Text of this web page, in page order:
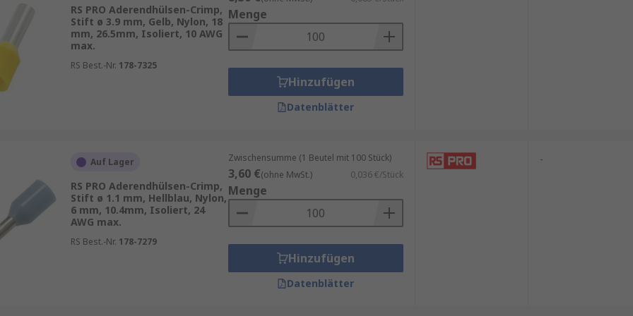
zu gewährleisten, die für eine Vielzahl von Anwendungen erforderlich ist,
und Geräte mit Einsteck- oder Reihenklemmen. Sie sind in einer Vielzahl von
erhältlich. Wir bieten Produkte mit1,2und10Eingängen an.
anwenden:
erforderlich ist
RS PRO Aderendhülsen-Crimp,
Stift ø 3.9 mm, Gelb, Nylon, 18
mm, 26.5mm, Isoliert, 10 AWG
max.
RS Best.-Nr. 178-7325
Menge
Hinzufügen
Datenblätter
Auf Lager
RS PRO Aderendhülsen-Crimp,
Stift ø 1.1 mm, Hellblau, Nylon,
6 mm, 10.4mm, Isoliert, 24
AWG max.
RS Best.-Nr. 178-7279
Zwischensumme (1 Beutel mit 100 Stück)
3,60 €(ohne MwSt.) 0,036 €/Stück
Menge
Hinzufügen
Datenblätter
-